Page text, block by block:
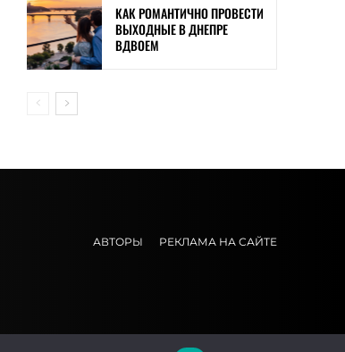
КАК РОМАНТИЧНО ПРОВЕСТИ
ВЫХОДНЫЕ В ДНЕПРЕ
ВДВОЕМ
АВТОРЫ РЕКЛАМА НА САЙТЕ